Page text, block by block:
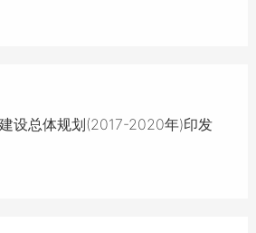
设总体规划(2017-2020年)印发